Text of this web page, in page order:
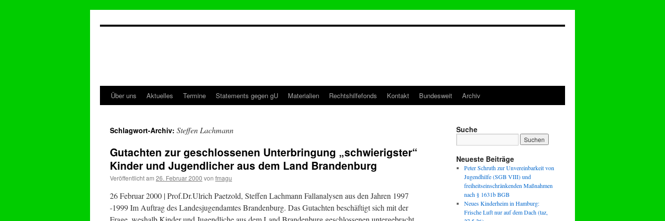
Inhalt
Über uns Aktuelles Termine Statements gegen gU Materialien Rechtshilfefonds Kontakt Bundesweit Archiv
Schlagwort-Archiv: Steffen Lachmann
Gutachten zur geschlossenen Unterbringung „schwierigster“
Kinder und Jugendlicher aus dem Land Brandenburg
Veröffentlicht am 26. Februar 2000 von fmagu
26 Februar 2000 | Prof.Dr.Ulrich Paetzold, Steffen Lachmann Fallanalysen aus den Jahren 1997
-1999 Im Auftrag des Landesjugendamtes Brandenburg. Das Gutachten beschäftigt sich mit der
Suche
Neueste Beiträge
Peter Schruth zur Unvereinbarkeit von
Jugendhilfe (SGB VIII) und
freiheitseinschränkenden Maßnahmen
nach § 1631b BGB
Neues Kinderheim in Hamburg:
Frische Luft nur auf dem Dach (taz,